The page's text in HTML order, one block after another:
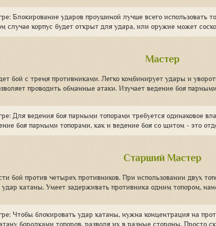
Блокирование ударов проушиной лучше всего использовать
случае корпус будет открыт для удара, или оружие может
Мастер
бой с тремя противниками. Легко комбинирует удары и
проводить обманные атаки. Изучает ведение боя
Для ведения боя парными топорами требуется одинаковое
боя парными топорами, как и ведение боя со щитом - это
Старший Мастер
бой против четырех противников. При использовании двух
удар катаны. Умеет задерживать противника одним топором,
Чтобы блокировать удар катаны, нужна концентрация на
бородками топоров, разводя их в разные стороны. Просто